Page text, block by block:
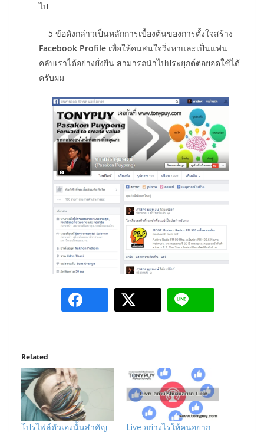
ไป
5 ข้อดังกล่าวเป็นหลักการเบื้องต้นของการตั้งใจสร้าง
Facebook Profile เพื่อให้คนสนใจวิ่งหาและเป็นแฟน
คลับเราได้อย่างยั่งยืน สามารถนำไปประยุกต์ต่อยอดใช้ได้
ครับผม
Related
โปรไฟล์ตัวเองนั้นสำคัญ Live อย่างไรให้คนอยาก